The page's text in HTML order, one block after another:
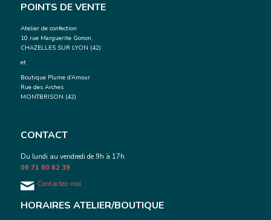
POINTS DE VENTE
Atelier de confection
10 rue Marguerite Gonon,
CHAZELLES SUR LYON (42)
et
Boutique Plume d’Amour
Rue des Arches
MONTBRISON (42)
CONTACT
Du lundi au vendredi de 9h à 17h
06 71 80 82 39
Contactez-moi
HORAIRES ATELIER/BOUTIQUE